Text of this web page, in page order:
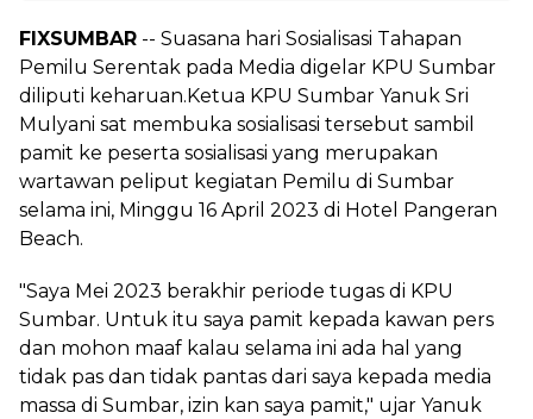
FIXSUMBAR -- Suasana hari Sosialisasi Tahapan
Pemilu Serentak pada Media digelar KPU Sumbar
diliputi keharuan.Ketua KPU Sumbar Yanuk Sri
Mulyani sat membuka sosialisasi tersebut sambil
pamit ke peserta sosialisasi yang merupakan
wartawan peliput kegiatan Pemilu di Sumbar
selama ini, Minggu 16 April 2023 di Hotel Pangeran
Beach.
"Saya Mei 2023 berakhir periode tugas di KPU
Sumbar. Untuk itu saya pamit kepada kawan pers
dan mohon maaf kalau selama ini ada hal yang
tidak pas dan tidak pantas dari saya kepada media
massa di Sumbar, izin kan saya pamit," ujar Yanuk